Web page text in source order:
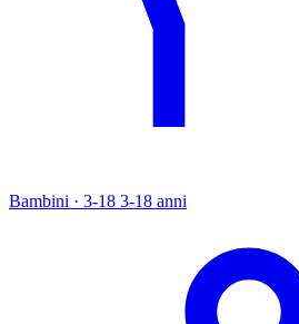
Bambini · 3-18 3-18 anni